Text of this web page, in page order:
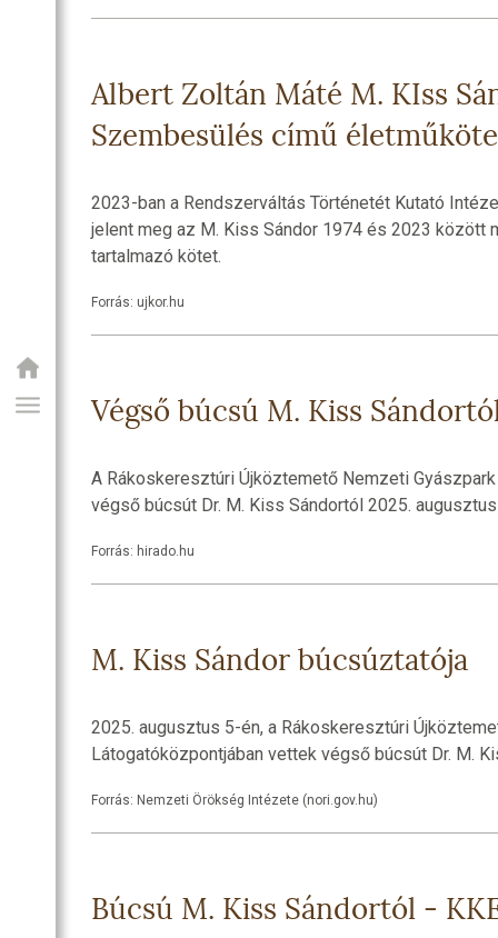
Albert Zoltán Máté M. KIss
Szembesülés című
2023-ban a Rendszerváltás Történetét Kutató
jelent meg az M. Kiss Sándor 1974 és 2023 között
tartalmazó kötet.
Forrás: ujkor.hu
Végső búcsú M. Kiss
A Rákoskeresztúri Újköztemető Nemzeti
végső búcsút Dr. M. Kiss Sándortól 2025.
Forrás: hirado.hu
M. Kiss Sándor búcsúztatója
2025. augusztus 5-én, a Rákoskeresztúri
Látogatóközpontjában vettek végső búcsút Dr. M.
Forrás: Nemzeti Örökség Intézete (nori.gov.hu)
Búcsú M. Kiss Sándortól -